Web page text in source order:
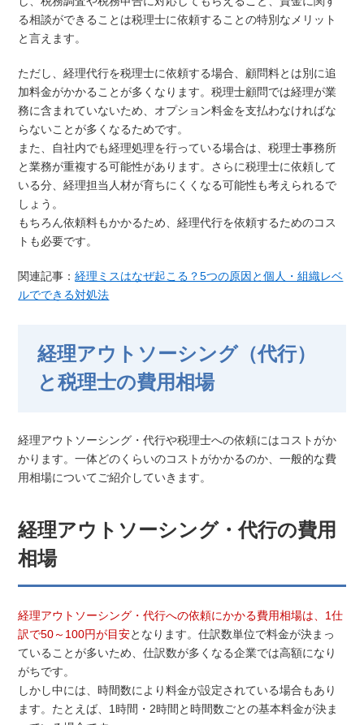
る相談ができることは税理士に依頼することの特別なメリット
と言えます。
ただし、経理代行を税理士に依頼する場合、顧問料とは別に追
加料金がかかることが多くなります。税理士顧問では経理が業
務に含まれていないため、オプション料金を支払わなければな
らないことが多くなるためです。
また、自社内でも経理処理を行っている場合は、税理士事務所
と業務が重複する可能性があります。さらに税理士に依頼して
いる分、経理担当人材が育ちにくくなる可能性も考えられるで
しょう。
もちろん依頼料もかかるため、経理代行を依頼するためのコス
トも必要です。
関連記事：経理ミスはなぜ起こる？5つの原因と個人・組織レベ
ルでできる対処法
経理アウトソーシング（代行）
と税理士の費用相場
経理アウトソーシング・代行や税理士への依頼にはコストがか
かります。一体どのくらいのコストがかかるのか、一般的な費
用相場についてご紹介していきます。
経理アウトソーシング・代行の費用
相場
経理アウトソーシング・代行への依頼にかかる費用相場は、1仕
訳で50～100円が目安となります。仕訳数単位で料金が決まっ
ていることが多いため、仕訳数が多くなる企業では高額になり
がちです。
しかし中には、時間数により料金が設定されている場合もあり
ます。たとえば、1時間・2時間と時間数ごとの基本料金が決ま